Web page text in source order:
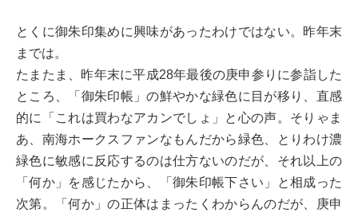
とくに御朱印集めに興味があったわけではない。昨年末
までは。
たまたま、昨年末に平成28年最後の庚申参りに参詣した
ところ、「御朱印帳」の鮮やかな緑色に目が移り、直感
的に「これは買わなアカンでしょ」と心の声。そりゃま
あ、南海ホークスファンなもんだから緑色、とりわけ濃
緑色に敏感に反応するのは仕方ないのだが、それ以上の
「何か」を感じたから、「御朱印帳下さい」と相成った
次第。「何か」の正体はまったくわからんのだが、庚申